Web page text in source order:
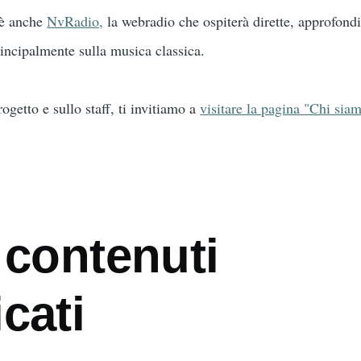
ancheNvRadio, la webradio che ospiterà dirette,
sulla musica classica.
e sullo staff, ti invitiamo avisitare la pagina "Chi